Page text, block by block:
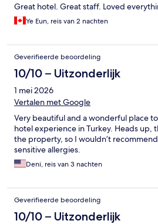
Great hotel. Great staff. Loved
Ye Eun, reis van 2 nachten
Geverifieerde beoordeling
10/10 – Uitzonderlijk
1 mei 2026
Vertalen met Google
Very beautiful and a wonderful place
hotel experience in Turkey. Heads up,
the property, so I wouldn’t
sensitive allergies.
Deni, reis van 3 nachten
Geverifieerde beoordeling
10/10 – Uitzonderlijk